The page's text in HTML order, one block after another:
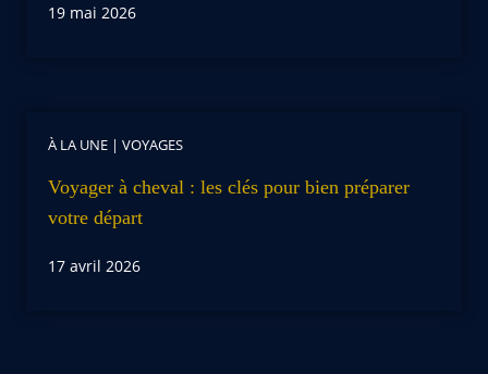
19 mai 2026
À LA UNE | VOYAGES
Voyager à cheval : les clés pour bien préparer
votre départ
17 avril 2026